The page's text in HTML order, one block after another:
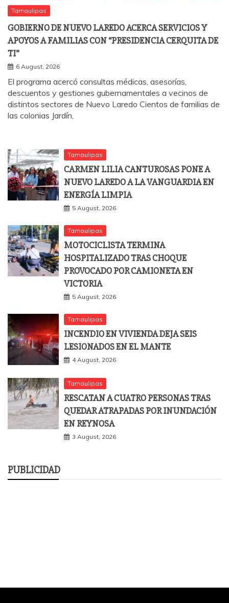
Tamaulipas
GOBIERNO DE NUEVO LAREDO ACERCA SERVICIOS Y
APOYOS A FAMILIAS CON “PRESIDENCIA CERQUITA DE
TI”
6 August, 2026
El programa acercó consultas médicas, asesorías,
descuentos y gestiones gubernamentales a vecinos de
distintos sectores de Nuevo Laredo Cientos de familias de
las colonias Jardín,
Tamaulipas
CARMEN LILIA CANTUROSAS PONE A
NUEVO LAREDO A LA VANGUARDIA EN
ENERGÍA LIMPIA
5 August, 2026
Tamaulipas
MOTOCICLISTA TERMINA
HOSPITALIZADO TRAS CHOQUE
PROVOCADO POR CAMIONETA EN
VICTORIA
5 August, 2026
Tamaulipas
INCENDIO EN VIVIENDA DEJA SEIS
LESIONADOS EN EL MANTE
4 August, 2026
Tamaulipas
RESCATAN A CUATRO PERSONAS TRAS
QUEDAR ATRAPADAS POR INUNDACIÓN
EN REYNOSA
3 August, 2026
PUBLICIDAD